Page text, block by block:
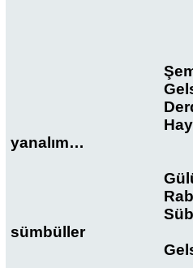
yanalım…
sümbüller